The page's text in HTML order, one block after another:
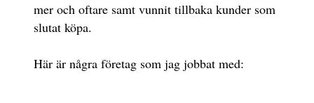
mer och oftare samt vunnit tillbaka kunder som
slutat köpa.
Här är några företag som jag jobbat med: